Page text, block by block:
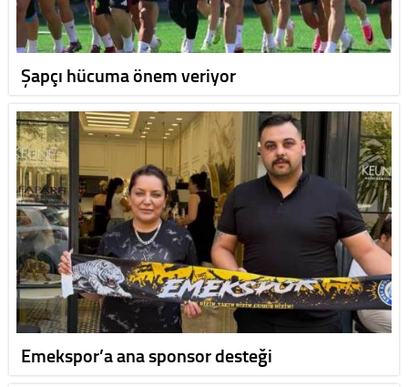
Şapçı hücuma önem veriyor
Emekspor’a ana sponsor desteği